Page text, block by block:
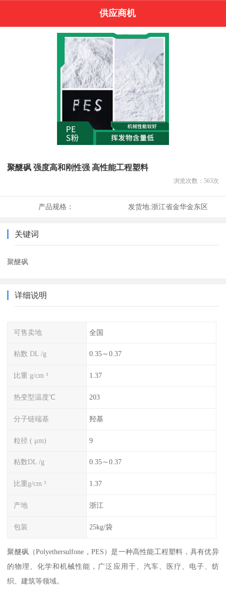
供应商机
聚醚砜 强度高和刚性强 高性能工程塑料
浏览次数： 563次
产品规格： 发货地:浙江省金华金东区
关键词
聚醚砜
详细说明
可售卖地 全国
粘数 DL /g 0.35～0.37
比重 g/cm ³ 1.37
热变型温度℃ 203
分子链端基 羟基
粒径 ( μm) 9
粘数DL /g 0.35～0.37
比重g/cm ³ 1.37
产地 浙江
包装 25kg/袋
聚醚砜（Polyethersulfone，PES）是一种高性能工程塑料，具有优异
的物理、化学和机械性能，广泛应用于、汽车、医疗、电子、纺
织、建筑等领域。